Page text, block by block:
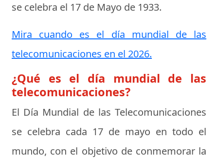
se celebra el 17 de Mayo de 1933.
Mira cuando es el día mundial de las
telecomunicaciones en el 2026.
¿Qué es el día mundial de las
telecomunicaciones?
El Día Mundial de las Telecomunicaciones
se celebra cada 17 de mayo en todo el
mundo, con el objetivo de conmemorar la